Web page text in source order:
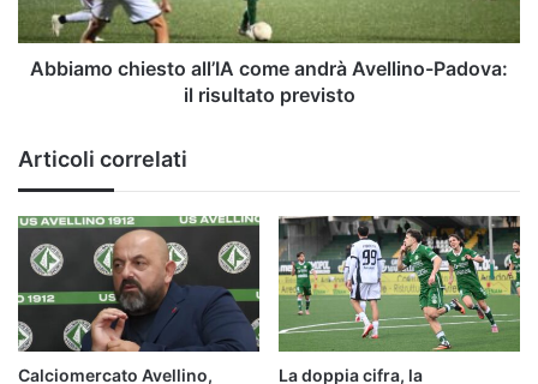
il
risultato
previsto
Abbiamo chiesto all’IA come andrà Avellino-Padova:
il risultato previsto
Articoli correlati
Calciomercato Avellino,
La doppia cifra, la